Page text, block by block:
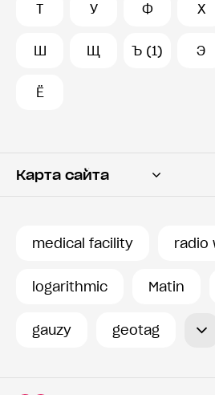
Т У Ф Х
Ш Щ Ъ (1) Э
Ё
Карта сайта
medical facility radio
logarithmic Matin
gauzy geotag